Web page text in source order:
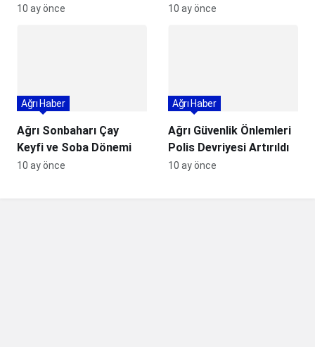
Buluşması
10 ay önce
ortaya koyuyor
10 ay önce
Ağrı Sonbaharı Çay
Keyfi ve Soba Dönemi
Ağrı Haber
10 ay önce
Ağrı Güvenlik Önlemleri
Polis Devriyesi Artırıldı
Ağrı Haber
10 ay önce